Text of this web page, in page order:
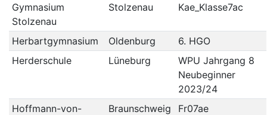
Gymnasium
Stolzenau
Stolzenau Kae_Klasse7ac
Herbartgymnasium Oldenburg
6. HGO
Herderschule
Lüneburg
WPU Jahrgang 8
Neubeginner
2023/24
Hoffmann-von-
Braunschweig Fr07ae